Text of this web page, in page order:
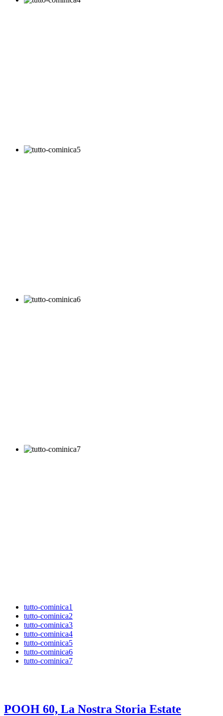
tutto-cominica1
tutto-cominica2
tutto-cominica3
tutto-cominica4
tutto-cominica5
tutto-cominica6
tutto-cominica7
POOH 60, La Nostra Storia Estate